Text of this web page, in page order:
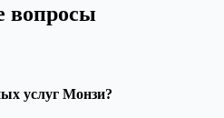
вопросы
услуг Монзи?